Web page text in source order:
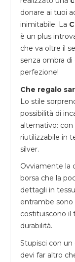
donare ai tuoi
inimitabile. La
è un plus
che va oltre il
senza ombra
perfezione!
Che regalo
Lo stile
possibilità di
alternativo:
riutilizzabile in
silver.
Ovviamente la
borsa che la
dettagli in
entrambe
costituiscono il
durabilità.
Stupisci con
devi far altro